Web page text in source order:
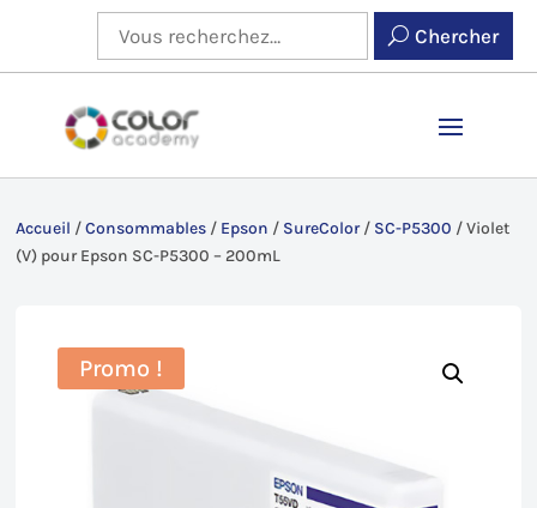
Chercher
Accueil /Consommables / Epson / SureColor/ SC-P5300 /Violet
(V) pour Epson SC-P5300 – 200mL
Promo !